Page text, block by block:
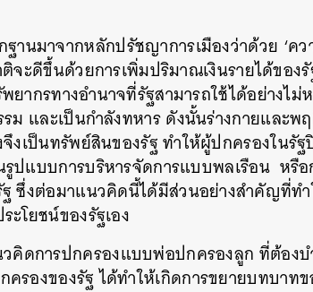
านมาจากหลักปรัชญาการเมืองว่าด้วย ‘ค
จะดีขึ้นด้วยการเพิ่มปริมาณเงินรายได้ของ
ยากรทางอำนาจที่รัฐสามารถใช้ได้อย่างไ
ม และเป็นกำลังทหารดังนั้นร่างกายและพ
งเป็นทรัพย์สินของรัฐทำให้ผู้ปกครองในรั
ปแบบการบริหารจัดการแบบพลเรือน หรื
ซึ่งต่อมาแนวคิดนี้ได้มีส่วนอย่างสำคัญที่ท
โยชน์ของรัฐเอง
คิดการปกครองแบบพ่อปกครองลูก ที่ต้อง
ครองของรัฐได้ทำให้เกิดการขยายบทบาท